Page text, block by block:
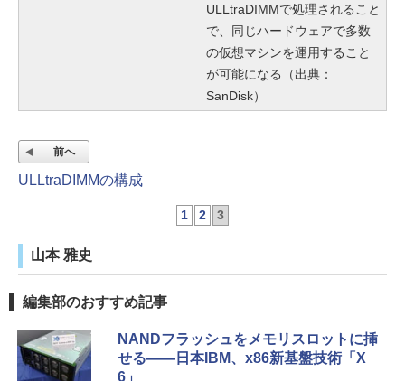
ULLtraDIMMで処理されること
で、同じハードウェアで多数
の仮想マシンを運用すること
が可能になる（出典：
SanDisk）
前へ
ULLtraDIMMの構成
1 2 3
山本 雅史
編集部のおすすめ記事
NANDフラッシュをメモリスロットに挿
せる――日本IBM、x86新基盤技術「X
6」